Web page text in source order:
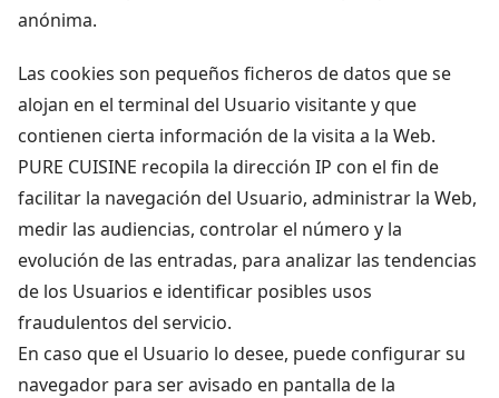
anónima.
Las cookies son pequeños ficheros de datos que se
alojan en el terminal del Usuario visitante y que
contienen cierta información de la visita a la Web.
PURE CUISINE recopila la dirección IP con el fin de
facilitar la navegación del Usuario, administrar la Web,
medir las audiencias, controlar el número y la
evolución de las entradas, para analizar las tendencias
de los Usuarios e identificar posibles usos
fraudulentos del servicio.
En caso que el Usuario lo desee, puede configurar su
navegador para ser avisado en pantalla de la